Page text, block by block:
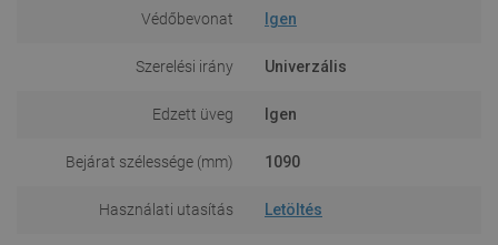
Védőbevonat Igen
Szerelési irány Univerzális
Edzett üveg Igen
Bejárat szélessége (mm) 1090
Használati utasítás Letöltés